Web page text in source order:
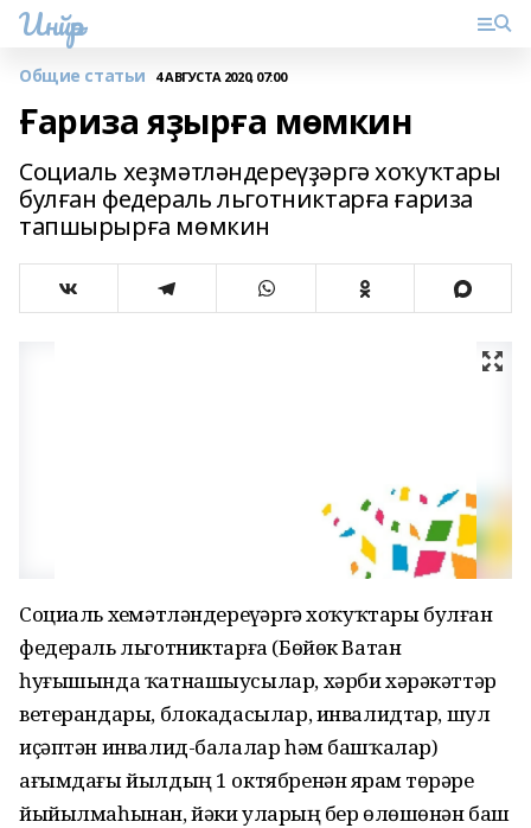
Инйәр
Общие статьи 4 АВГУСТА 2020, 07:00
Ғариза яҙырға мөмкин
Социаль хеҙмәтләндереүҙәргә хоҡуҡтары
булған федераль льготниктарға ғариза
тапшырырға мөмкин
Социаль хеҙмәтләндереүҙәргә хоҡуҡтары булған
федераль льготниктарға (Бөйөк Ватан
һуғышында ҡатнашыусылар, хәрби хәрәкәттәр
ветерандары, блокадасылар, инвалидтар, шул
иҫәптән инвалид-балалар һәм башҡалар)
ағымдағы йылдың 1 октябренән ярҙам төрҙәре
йыйылмаһынан, йәки уларҙың бер өлөшөнән баш